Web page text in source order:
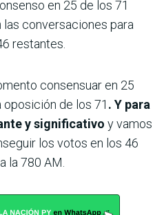
en 25 de los 71
conversaciones para
restantes.
consensuar en 25
de los 71 . Y para
y significativo y vamos
los votos en los 46
la 780 AM.